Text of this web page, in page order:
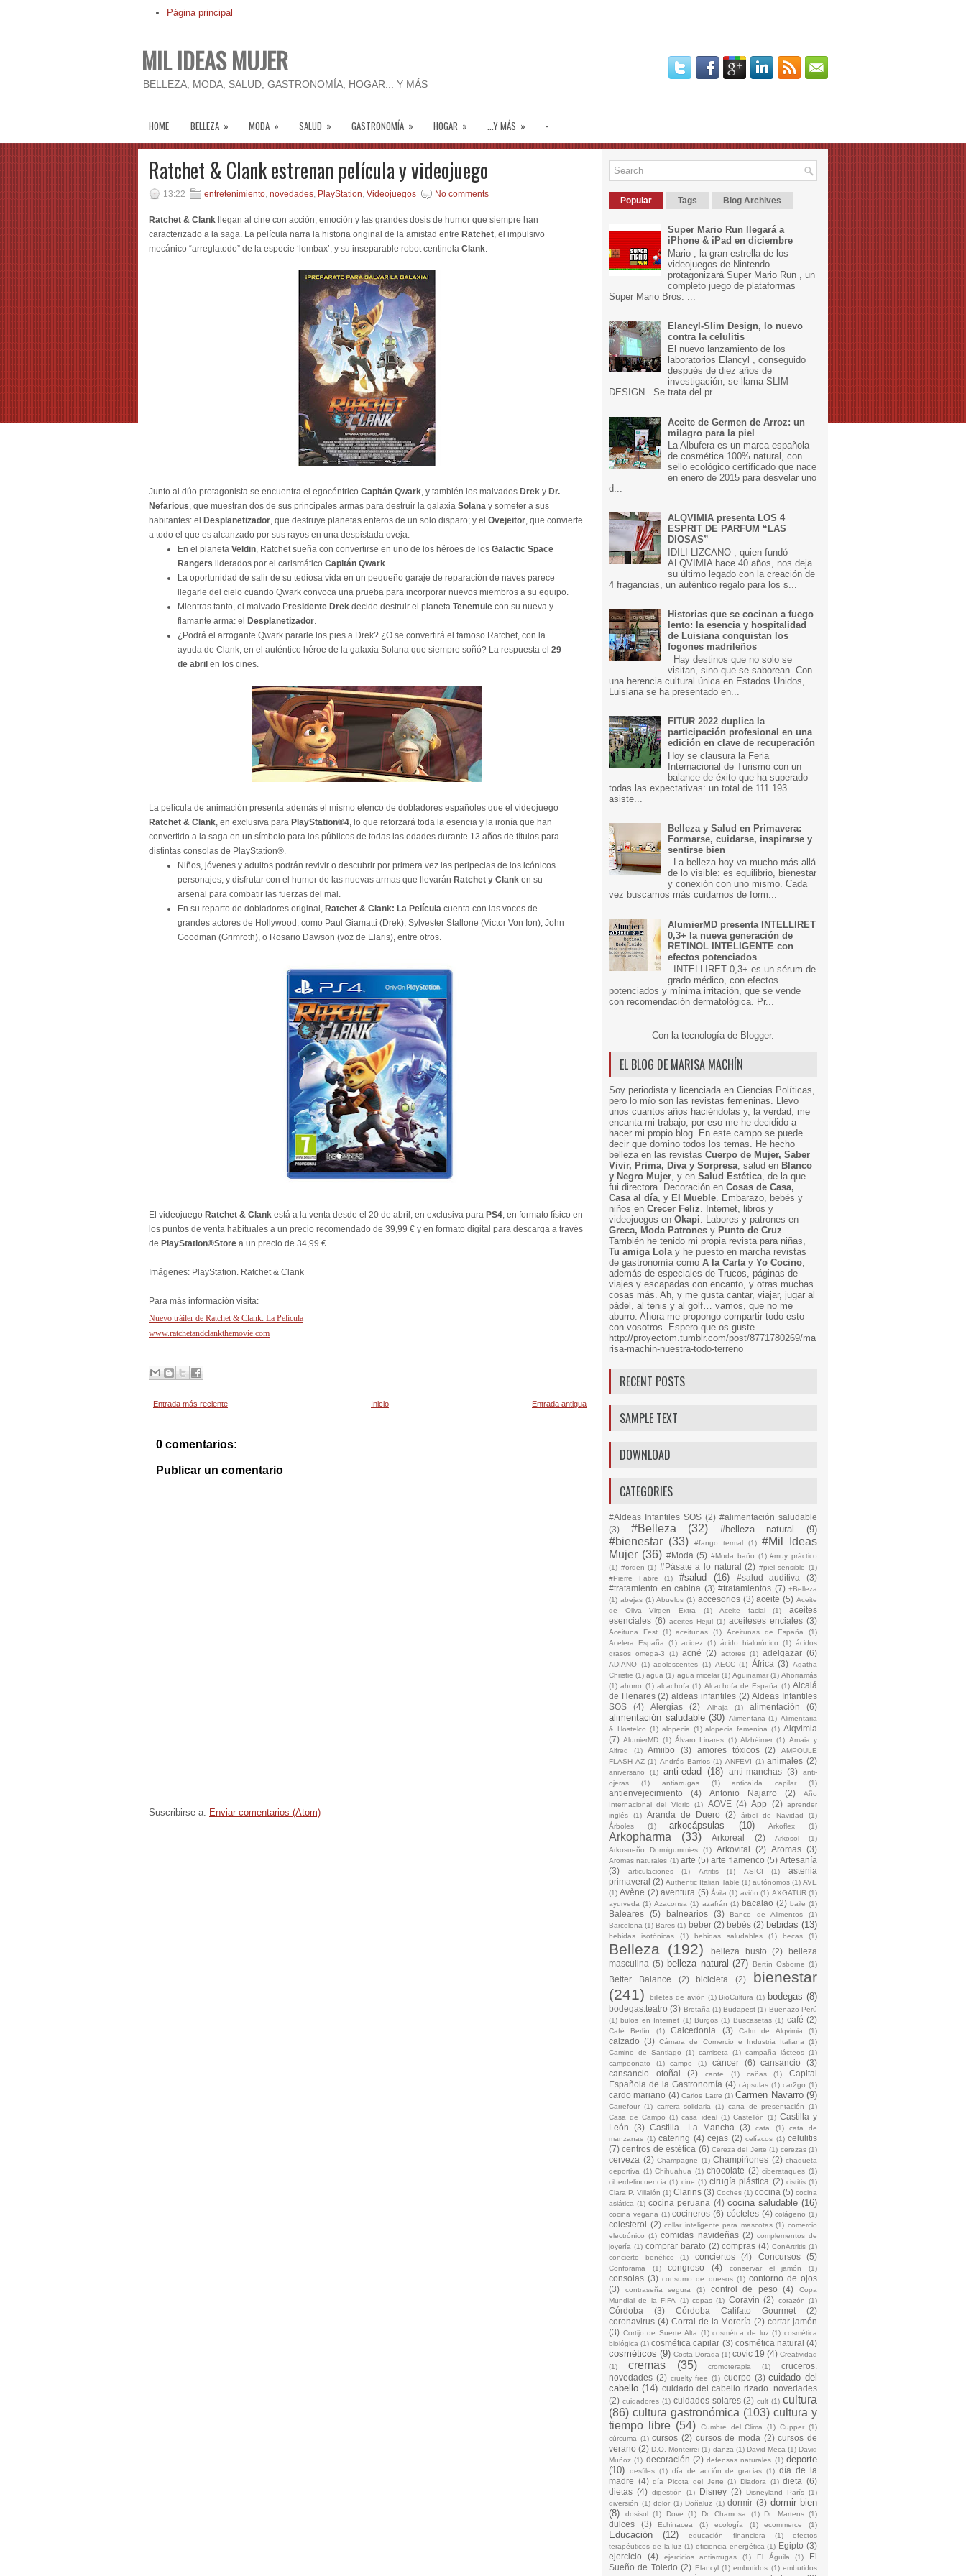
Página principal
MIL IDEAS MUJER
BELLEZA, MODA, SALUD, GASTRONOMÍA, HOGAR... Y MÁS
HOME BELLEZA » MODA » SALUD » GASTRONOMÍA » HOGAR » ...Y MÁS » -
Ratchet & Clank estrenan película y videojuego
13:22 entretenimiento, novedades, PlayStation, Videojuegos No comments
Ratchet & Clank llegan al cine con acción, emoción y las grandes dosis de humor que siempre han
caracterizado a la saga. La película narra la historia original de la amistad entre Ratchet, el impulsivo
mecánico “arreglatodo” de la especie ‘lombax’, y su inseparable robot centinela Clank.
Junto al dúo protagonista se encuentra el egocéntrico Capitán Qwark, y también los malvados Drek y Dr.
Nefarious, que muestran dos de sus principales armas para destruir la galaxia Solana y someter a sus
habitantes: el
Desplanetizador, que destruye planetas enteros de un solo disparo; y el Ovejeitor, que convierte
a todo el que es alcanzado por sus rayos en una despistada oveja.
En el planeta Veldin, Ratchet sueña con convertirse en uno de los héroes de los Galactic Space
Rangers liderados por el carismático Capitán Qwark.
La oportunidad de salir de su tediosa vida en un pequeño garaje de reparación de naves parece
llegarle del cielo cuando Qwark convoca una prueba para incorporar nuevos miembros a su equipo.
Mientras tanto, el malvado Presidente Drek decide destruir el planeta Tenemule con su nueva y
flamante arma: el
Desplanetizador.
¿Podrá el arrogante Qwark pararle los pies a Drek? ¿O se convertirá el famoso Ratchet, con la
ayuda de Clank, en el auténtico héroe de la galaxia Solana que siempre soñó? La respuesta el 29
de abril en los cines.
La película de animación presenta además el mismo elenco de dobladores españoles que el videojuego
Ratchet & Clank, en exclusiva para PlayStation®4, lo que reforzará toda la esencia y la ironía que han
convertido a la saga en un símbolo para los públicos de todas las edades durante 13 años de títulos para
distintas consolas de PlayStation®.
Niños, jóvenes y adultos podrán revivir o descubrir por primera vez las peripecias de los icónicos
personajes, y disfrutar con el humor de las nuevas armas que llevarán Ratchet y Clank en su
arsenal para combatir las fuerzas del mal.
En su reparto de dobladores original, Ratchet & Clank: La Película cuenta con las voces de
grandes actores de Hollywood, como Paul Giamatti (Drek), Sylvester Stallone (Victor Von Ion), John
Goodman (Grimroth), o Rosario Dawson (voz de Elaris), entre otros.
El videojuego Ratchet & Clank está a la venta desde el 20 de abril, en exclusiva para PS4, en formato físico en
los puntos de venta habituales a un precio recomendado de 39,99 € y en formato digital para descarga a través
de PlayStation®Store a un precio de 34,99 €
Imágenes: PlayStation. Ratchet & Clank
Para más información visita:
Nuevo tráiler de Ratchet & Clank: La Película
www.ratchetandclankthemovie.com
Entrada más reciente Entrada antigua
Inicio
0 comentarios:
Publicar un comentario
Suscribirse a: Enviar comentarios (Atom)
Popular Tags Blog Archives
Super Mario Run llegará a
iPhone & iPad en diciembre
Mario , la gran estrella de los
videojuegos de Nintendo
protagonizará Super Mario Run , un
completo juego de plataformas
Super Mario Bros. ...
Elancyl-Slim Design, lo nuevo
contra la celulitis
El nuevo lanzamiento de los
laboratorios Elancyl , conseguido
después de diez años de
investigación, se llama SLIM
DESIGN . Se trata del pr...
Aceite de Germen de Arroz: un
milagro para la piel
La Albufera es un marca española
de cosmética 100% natural, con
sello ecológico certificado que nace
en enero de 2015 para desvelar uno
d...
ALQVIMIA presenta LOS 4
ESPRIT DE PARFUM “LAS
DIOSAS”
IDILI LIZCANO , quien fundó
ALQVIMIA hace 40 años, nos deja
su último legado con la creación de
4 fragancias, un auténtico regalo para los s...
Historias que se cocinan a fuego
lento: la esencia y hospitalidad
de Luisiana conquistan los
fogones madrileños
Hay destinos que no solo se
visitan, sino que se saborean. Con
una herencia cultural única en Estados Unidos,
Luisiana se ha presentado en...
FITUR 2022 duplica la
participación profesional en una
edición en clave de recuperación
Hoy se clausura la Feria
Internacional de Turismo con un
balance de éxito que ha superado
todas las expectativas: un total de 111.193
asiste...
Belleza y Salud en Primavera:
Formarse, cuidarse, inspirarse y
sentirse bien
La belleza hoy va mucho más allá
de lo visible: es equilibrio, bienestar
y conexión con uno mismo. Cada
vez buscamos más cuidarnos de form...
AlumierMD presenta INTELLIRET
0,3+ la nueva generación de
RETINOL INTELIGENTE con
efectos potenciados
INTELLIRET 0,3+ es un sérum de
grado médico, con efectos
potenciados y mínima irritación, que se vende
con recomendación dermatológica. Pr...
Con la tecnología de Blogger.
EL BLOG DE MARISA MACHÍN
Soy periodista y licenciada en Ciencias Políticas,
pero lo mío son las revistas femeninas. Llevo
unos cuantos años haciéndolas y, la verdad, me
encanta mi trabajo, por eso me he decidido a
hacer mi propio blog. En este campo se puede
decir que domino todos los temas. He hecho
belleza en las revistas Cuerpo de Mujer, Saber
Vivir, Prima, Diva y Sorpresa; salud en Blanco
y Negro Mujer, y en Salud Estética, de la que
fui directora. Decoración en Cosas de Casa,
Casa al día, y El Mueble. Embarazo, bebés y
niños en Crecer Feliz. Internet, libros y
videojuegos en Okapi. Labores y patrones en
Greca, Moda Patrones y Punto de Cruz.
También he tenido mi propia revista para niñas,
Tu amiga Lolay he puesto en marcha revistas
de gastronomía como A la Cartay Yo Cocino,
además de especiales de Trucos, páginas de
viajes y escapadas con encanto, y otras muchas
cosas más. Ah, y me gusta cantar, viajar, jugar al
pádel, al tenis y al golf… vamos, que no me
aburro. Ahora me propongo compartir todo esto
con vosotros. Espero que os guste.
http://proyectom.tumblr.com/post/8771780269/ma
risa-machin-nuestra-todo-terreno
RECENT POSTS
SAMPLE TEXT
DOWNLOAD
CATEGORIES
#Aldeas Infantiles SOS (2) #alimentación saludable
(3)
#Belleza (32) #belleza natural (9)
#bienestar (33) #fango termal (1)
#Mil Ideas
Mujer (36) #Moda (5) #Moda baño (1) #muy práctico
(1) #orden (1) #Pásate a lo natural (2) #piel sensible (1)
#Pierre Fabre
(1) #salud (16) #salud auditiva
(3)
#tratamiento en cabina (3) #tratamientos (7) +Belleza
(1) abejas (1) Abuelos (1) accesorios (3) aceite (5) Aceite
de Oliva Virgen Extra
(1) Aceite facial (1)
aceites
esenciales (6) aceites Hejul (1) aceiteses enciales (3)
Aceituna Fest (1) aceitunas (1) Aceitunas de España
(1)
Acelera España (1) acidez (1) ácido hialurónico (1) ácidos
grasos omega-3
(1) acné (2) actores (1) adelgazar (6)
ADIANO (1) adolescentes (1) AECC (1) África (3) Agatha
Christie (1) agua (1) agua micelar (1) Aguinamar (1) Ahorramás
(1) ahorro (1) alcachofa (1) Alcachofa de España (1) Alcalá
de Henares (2) aldeas infantiles (2) Aldeas Infantiles
SOS
(4) Alergias (2) Alhaja (1) alimentación (6)
alimentación saludable (30) Alimentaria (1) Alimentaria
& Hostelco (1) alopecia (1) alopecia femenina (1) Alqvimia
(7) AlumierMD (1) Álvaro Linares (1) Alzhéimer (1) Amaia y
Alfred
(1) Amiibo (3) amores tóxicos (2)
AMPOULE
FLASH AZ (1) Andrés Barrios (1) ANFEVI (1) animales (2)
aniversario (1) anti-edad (18) anti-manchas (3)
anti-
ojeras
(1) antiarrugas (1) anticaída capilar (1)
antienvejecimiento (4) Antonio Najarro (2)
Año
Internacional del Vidrio
(1) AOVE (4) App (2) aprender
inglés
(1) Aranda de Duero (2) árbol de Navidad
(1)
Árboles
(1) arkocápsulas (10) Arkoflex (1)
Arkopharma (33) Arkoreal (2) Arkosol
(1)
Arkosueño Dormigummies
(1) Arkovital (2) Aromas (3)
Aromas naturales (1) arte (5) arte flamenco (5) Artesanía
(3)
articulaciones (1) Artritis (1) ASICI (1)
astenia
primaveral (2) Authentic Italian Table (1) autónomos (1) AVE
(1) Avène (2) aventura (5) Ávila (1) avión (1) AXGATUR (1)
ayurveda (1) Azaconsa (1) azafrán (1) bacalao (2) baile (1)
Baleares (5) balnearios (3) Banco de Alimentos
(1)
Barcelona (1) Bares (1) beber (2) bebés (2) bebidas (13)
bebidas isotónicas (1) bebidas saludables (1) becas (1)
Belleza (192) belleza busto (2)
belleza
masculina (5) belleza natural (27) Bertín Osborne (1)
Better Balance (2) bicicleta (2)
bienestar
(241)
billetes de avión (1) BioCultura (1) bodegas (8)
bodegas.teatro (3) Bretaña (1) Budapest (1) Buenazo Perú
(1) bulos en Internet (1) Burgos (1) Buscasetas (1) café (2)
Café Berlín (1) Calcedonia (3) Calm de Alqvimia (1)
calzado (3) Cámara de Comercio e Industria Italiana (1)
Camino de Santiago
(1) camiseta (1) campaña lácteos (1)
campeonato
(1) campo (1) cáncer (6) cansancio
(3)
cansancio otoñal
(2) cante (1) cañas (1)
Capital
Española de la Gastronomía (4) cápsulas (1) car2go (1)
cardo mariano (4) Carlos Latre (1) Carmen Navarro (9)
Carrefour (1) carrera solidaria (1) carta de presentación
(1)
Casa de Campo (1) casa ideal (1) Castellón (1) Castilla y
León
(3) Castilla- La Mancha (3) cata (1)
cata de
manzanas (1) catering (4) cejas (2) celíacos (1) celulitis
(7) centros de estética (6) Cereza del Jerte (1) cerezas (1)
cerveza (2) Champagne (1) Champiñones (2) chaqueta
deportiva (1) Chihuahua (1) chocolate (2) ciberataques (1)
ciberdelincuencia (1) cine (1) cirugía plástica (2) cistitis (1)
Clara P. Villalón (1) Clarins (3) Coches (1) cocina (5) cocina
asiática (1) cocina peruana (4) cocina saludable (16)
cocina vegana (1) cocineros (6) cócteles (4) colágeno (1)
colesterol (2) collar inteligente para mascotas (1) comercio
electrónico (1) comidas navideñas (2) complementos de
joyería (1) comprar barato (2) compras (4) ConArtritis (1)
concierto benéfico
(1) conciertos (4) Concursos (5)
Conforama (1) congreso (4) conservar el jamón (1)
consolas (3) consumo de quesos (1) contorno de ojos
(3)
contraseña segura (1) control de peso (4)
Copa
Mundial de la FIFA (1) copas (1) Coravin (2) corazón (1)
Córdoba (3) Córdoba Califato Gourmet
(2)
coronavirus (4) Corral de la Morería (2) cortar jamón
(3) Cortijo de Suerte Alta (1) cosmétca de luz (1) cosmética
biológica (1) cosmética capilar (3) cosmética natural (4)
cosméticos (9) Costa Dorada (1) covic 19 (4) Creatividad
(1)
cremas (35) cromoterapia (1)
cruceros.
novedades (2) cruelty free (1) cuerpo (3) cuidado del
cabello (14) cuidado del cabello rizado. novedades
(2) cuidadores (1) cuidados solares (2) cult (1) cultura
(86) cultura gastronómica (103) cultura y
tiempo libre (54) Cumbre del Clima (1) Cupper (1)
cúrcuma (1) cursos (2) cursos de moda (2) cursos de
verano (2) D.O. Monterrei (1) danza (1) David Meca (1) David
Muñoz (1) decoración (2) defensas naturales (1) deporte
(10)
desfiles (1) día de acción de gracias (1) día de la
madre (4) día Picota del Jerte (1) Diadora (1) dieta (6)
dietas (4) digestión (1) Disney (2) Disneyland París (1)
diversión (1) dolor (1) Doñaluz (1) dormir (3) dormir bien
(8)
dosisol (1) Dove (1) Dr. Chamosa (1) Dr. Martens (1)
dulces (3) Echinacea (1) ecología (1) ecommerce (1)
Educación (12) educación financiera (1)
efectos
terapéuticos de la luz (1) eficiencia energética (1) Egipto (3)
ejercicio
(4) ejercicios antiarrugas (1) El Águila (1)
El
Sueño de Toledo (2) Elancyl (1) embutidos (1) embutidos